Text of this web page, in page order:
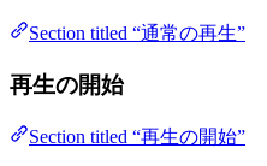
Section titled “通常の再生”
再生の開始
Section titled “再生の開始”